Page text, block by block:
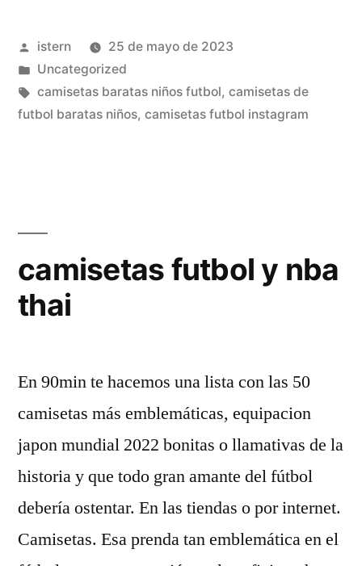
Publicado
por
istern
25 de mayo de 2023
Publicado
en
Uncategorized
Etiquetas:
camisetas baratas niños futbol, camisetas de
futbol baratas niños, camisetas futbol instagram
camisetas futbol y nba
thai
En 90min te hacemos una lista con las 50
camisetas más emblemáticas, equipacion
japon mundial 2022 bonitas o llamativas de la
historia y que todo gran amante del fútbol
debería ostentar. En las tiendas o por internet.
Camisetas. Esa prenda tan emblemática en el